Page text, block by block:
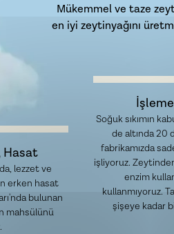
Mükemmel ve taze
en iyi zeytinyağını
Hasat
lezzet ve
erken hasat
bulunan
mahsülünü
Soğuk sıkımın
de altında 20
fabrikamızda
işliyoruz.
enzim
kullanmıyoruz.
şişeye kadar